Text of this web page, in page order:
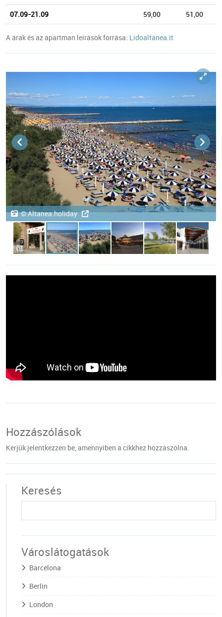
07.09-21.09 59,00 51,00
A árak és az apartman leírások forrása: Lidoaltanea.it
© Altanea.holiday
Hozzászólások
Kérjük jelentkezzen be, amennyiben a cikkhez hozzászólna.
Keresés
Városlátogatások
Barcelona
Berlin
London